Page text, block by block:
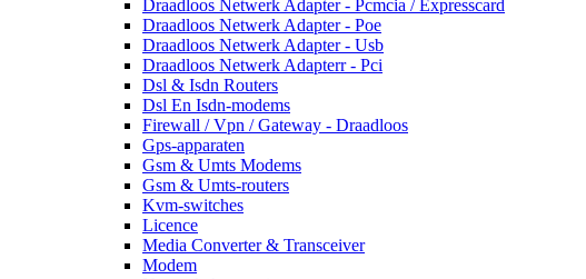
Draadloos Netwerk Adapter - Pcmcia / Expresscard
Draadloos Netwerk Adapter - Poe
Draadloos Netwerk Adapter - Usb
Draadloos Netwerk Adapterr - Pci
Dsl & Isdn Routers
Dsl En Isdn-modems
Firewall / Vpn / Gateway - Draadloos
Gps-apparaten
Gsm & Umts Modems
Gsm & Umts-routers
Kvm-switches
Licence
Media Converter & Transceiver
Modem